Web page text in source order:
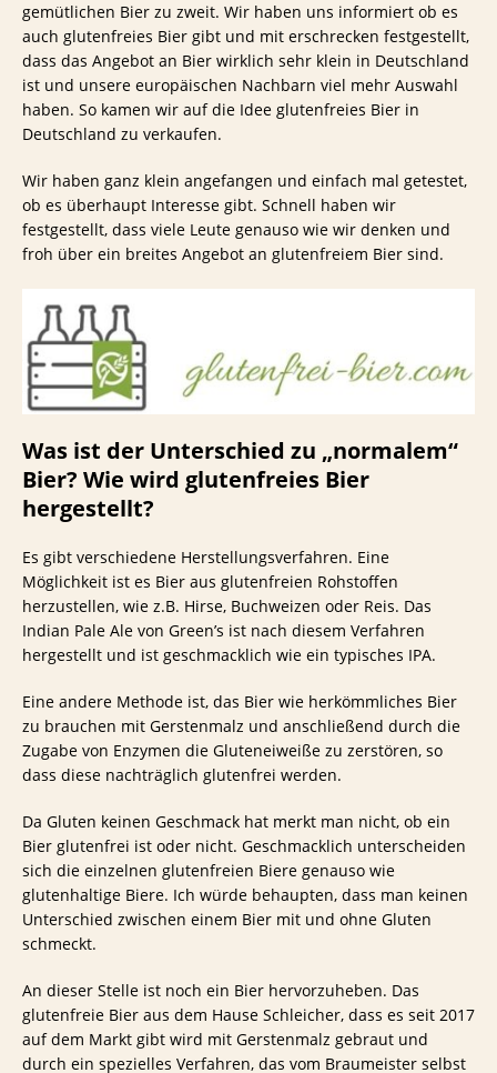
gemütlichen Bier zu zweit. Wir haben uns informiert ob es
auch glutenfreies Bier gibt und mit erschrecken festgestellt,
dass das Angebot an Bier wirklich sehr klein in Deutschland
ist und unsere europäischen Nachbarn viel mehr Auswahl
haben. So kamen wir auf die Idee glutenfreies Bier in
Deutschland zu verkaufen.
Wir haben ganz klein angefangen und einfach mal getestet,
ob es überhaupt Interesse gibt. Schnell haben wir
festgestellt, dass viele Leute genauso wie wir denken und
froh über ein breites Angebot an glutenfreiem Bier sind.
Was ist der Unterschied zu „normalem“
Bier? Wie wird glutenfreies Bier
hergestellt?
Es gibt verschiedene Herstellungsverfahren. Eine
Möglichkeit ist es Bier aus glutenfreien Rohstoffen
herzustellen, wie z.B. Hirse, Buchweizen oder Reis. Das
Indian Pale Ale von Green’s ist nach diesem Verfahren
hergestellt und ist geschmacklich wie ein typisches IPA.
Eine andere Methode ist, das Bier wie herkömmliches Bier
zu brauchen mit Gerstenmalz und anschließend durch die
Zugabe von Enzymen die Gluteneiweiße zu zerstören, so
dass diese nachträglich glutenfrei werden.
Da Gluten keinen Geschmack hat merkt man nicht, ob ein
Bier glutenfrei ist oder nicht. Geschmacklich unterscheiden
sich die einzelnen glutenfreien Biere genauso wie
glutenhaltige Biere. Ich würde behaupten, dass man keinen
Unterschied zwischen einem Bier mit und ohne Gluten
schmeckt.
An dieser Stelle ist noch ein Bier hervorzuheben. Das
glutenfreie Bier aus dem Hause Schleicher, dass es seit 2017
auf dem Markt gibt wird mit Gerstenmalz gebraut und
durch ein spezielles Verfahren, das vom Braumeister selbst